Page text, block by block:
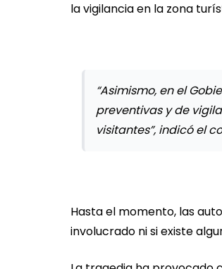
la vigilancia en la zona
“Asimismo, en el
preventivas y de
visitantes”, indicó el
Hasta el momento, las
involucrado ni si existe